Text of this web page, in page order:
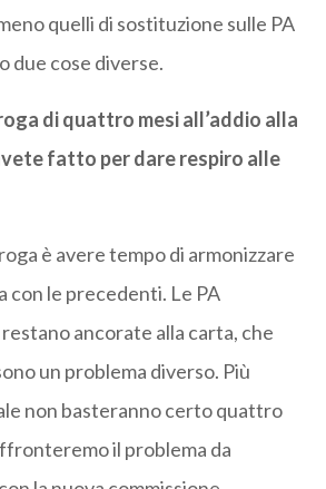
quelli di sostituzione sulle PA
due cose diverse.
di quattro mesi all’addio alla
fatto per dare respiro alle
è avere tempo di armonizzare
con le precedenti. Le PA
ancorate alla carta, che
un problema diverso. Più
non basteranno certo quattro
il problema da